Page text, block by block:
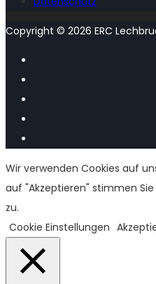
Copyright © 2026 ERC
Wir verwenden Cookies auf
auf "Akzeptieren" stimmen
zu.
Cookie Einstellungen